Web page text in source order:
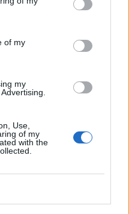
of my
my
Use,
of my
with the
nem látni, milyen
csatlakozás, addig
teljes körű
Ausztria